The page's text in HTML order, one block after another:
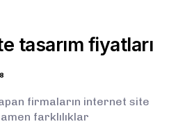
tasarım fiyatları
firmaların internet site
farklılıklar